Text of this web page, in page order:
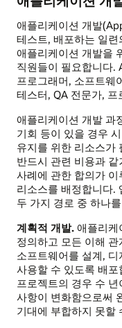
애플리케이션 개발
테스트, 배포하는 일
애플리케이션 개발을
직원들이 필요합니다.
프로그래머, 소프트웨
테스터, QA 전문가,
애플리케이션 개발 과
기회 등이 있을 경우
유지를 위한 리소스가
반드시 관련 비용과
사례에 관한 합의가
리소스를 배정합니다.
두 가지 경로 중 하나
계획적 개발. 애플리케
정의하고 모든 이해
소프트웨어를 설계,
사용할 수 있도록 배
프로젝트의 경우 수
사항이 변화함으로써
기대에 부합하지 못할